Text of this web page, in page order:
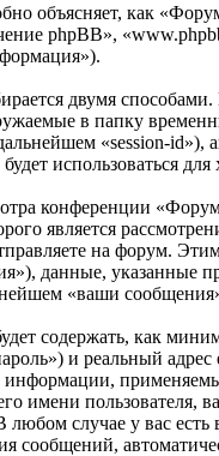
объясняет, как
phpBB»,
двумя
в папку
«session-id»),
использоваться
конференции
является
на форум.
данные, указанные
«ваши
содержать, как
и реальный
имени пользователя,
случае у вас есть
сообщений,